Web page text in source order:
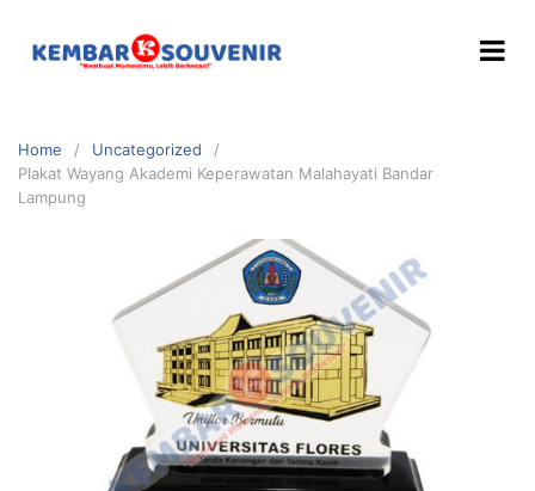
Home
Uncategorized
Plakat Wayang Akademi Keperawatan Malahayati Bandar
Lampung